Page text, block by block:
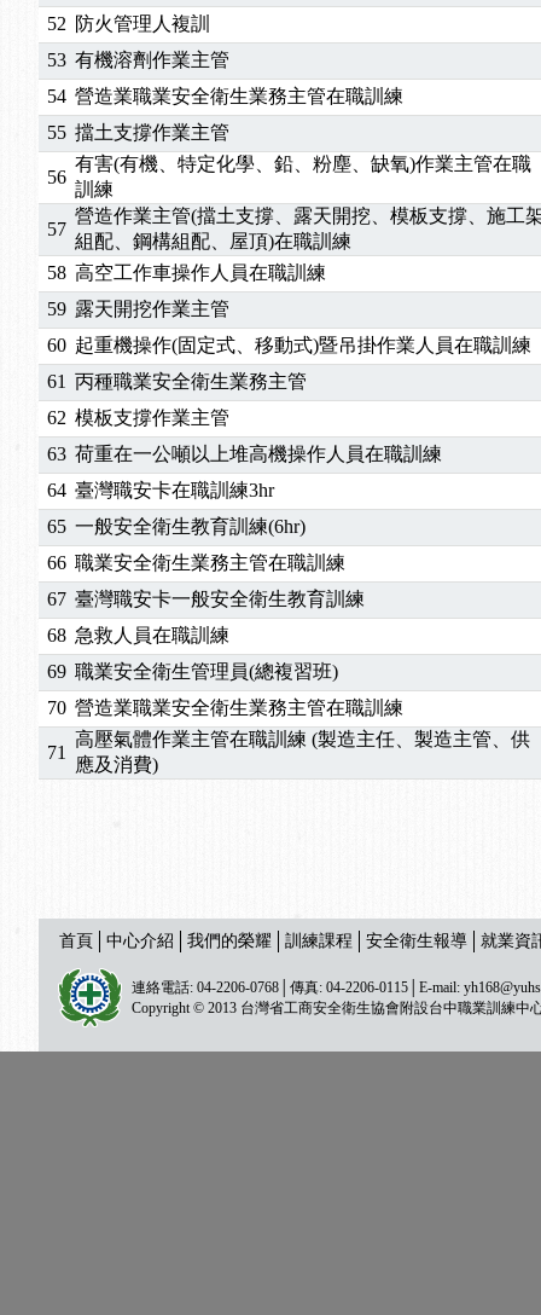
52 防火管理人複訓
53 有機溶劑作業主管
54 營造業職業安全衛生業務主管在職訓練
55 擋土支撐作業主管
56
有害(有機、特定化學、鉛、粉塵、缺氧)作業主管在職
訓練
57
營造作業主管(擋土支撐、露天開挖、模板支撐、施工
組配、鋼構組配、屋頂)在職訓練
58 高空工作車操作人員在職訓練
59 露天開挖作業主管
60 起重機操作(固定式、移動式)暨吊掛作業人員在職訓練
61 丙種職業安全衛生業務主管
62 模板支撐作業主管
63 荷重在一公噸以上堆高機操作人員在職訓練
64 臺灣職安卡在職訓練3hr
65 一般安全衛生教育訓練(6hr)
66 職業安全衛生業務主管在職訓練
67 臺灣職安卡一般安全衛生教育訓練
68 急救人員在職訓練
69 職業安全衛生管理員(總複習班)
70 營造業職業安全衛生業務主管在職訓練
71
高壓氣體作業主管在職訓練 (製造主任、製造主管、供
應及消費)
首頁 中心介紹 我們的榮耀 訓練課程 安全衛生報導 就業資
連絡電話: 04-2206-0768│傳真: 04-2206-0115│E-mail:
Copyright © 2013 台灣省工商安全衛生協會附設台中職業訓練中